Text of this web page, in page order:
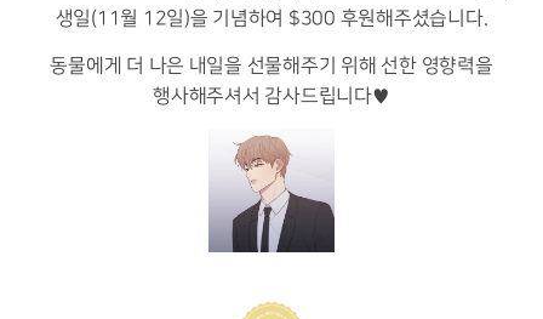
생일(11월 12일)을 기념하여 $300 후원해주셨습니다.
동물에게 더 나은 내일을 선물해주기 위해 선한 영향력을
행사해주셔서 감사드립니다♥